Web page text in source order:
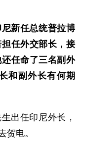
新任总统普拉博
任外交部长，接
任命了三名副外
和副外长有何期
出任印尼外长，
贺电。